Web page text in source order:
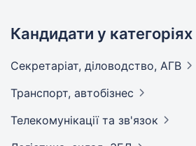
Кандидати у категоріях
Секретаріат, діловодство, АГВ
Транспорт, автобізнес
Телекомунікації та зв'язок